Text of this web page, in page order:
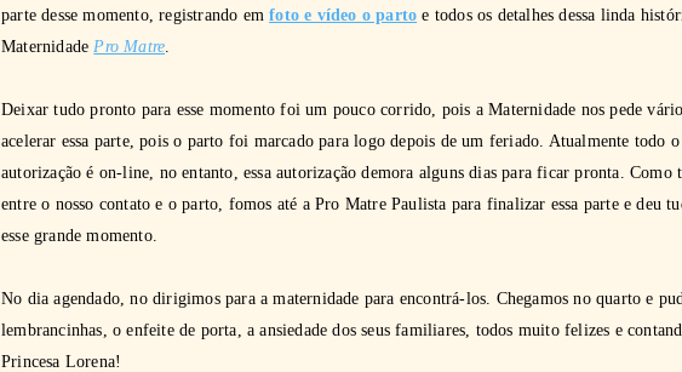
parte desse momento, registrando emfoto e vídeo o parto e todos os detalhes dessa linda
MaternidadePro Matre.
Deixar tudo pronto para esse momento foi um pouco corrido, pois a Maternidade nos pede
acelerar essa parte, pois o parto foi marcado para logo depois de um feriado. Atualmente todo o
autorização é on-line, no entanto, essa autorização demora alguns dias para ficar pronta. Como
entre o nosso contato e o parto, fomos até a Pro Matre Paulista para finalizar essa parte e deu
esse grande momento.
No dia agendado, no dirigimos para a maternidade para encontrá-los. Chegamos no quarto e
lembrancinhas, o enfeite de porta, a ansiedade dos seus familiares, todos muito felizes e
Princesa Lorena!